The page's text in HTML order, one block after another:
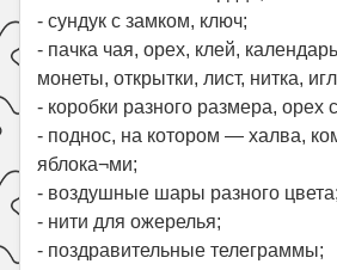
- сундук с замком, ключ;
- пачка чая, орех, клей,
монеты, открытки, лист, нитка,
- коробки разного размера, орех
- поднос, на котором — халва,
яблока¬ми;
- воздушные шары разного цвета;
- нити для ожерелья;
- поздравительные телеграммы;